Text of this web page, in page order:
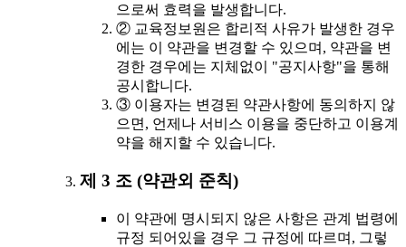
으로써 효력을 발생합니다.
② 교육정보원은 합리적 사유가 발생한 경우
에는 이 약관을 변경할 수 있으며, 약관을 변
경한 경우에는 지체없이 "공지사항"을 통해
공시합니다.
③ 이용자는 변경된 약관사항에 동의하지 않
으면, 언제나 서비스 이용을 중단하고 이용계
약을 해지할 수 있습니다.
제 3 조 (약관외 준칙)
이 약관에 명시되지 않은 사항은 관계 법령에
규정 되어있을 경우 그 규정에 따르며, 그렇